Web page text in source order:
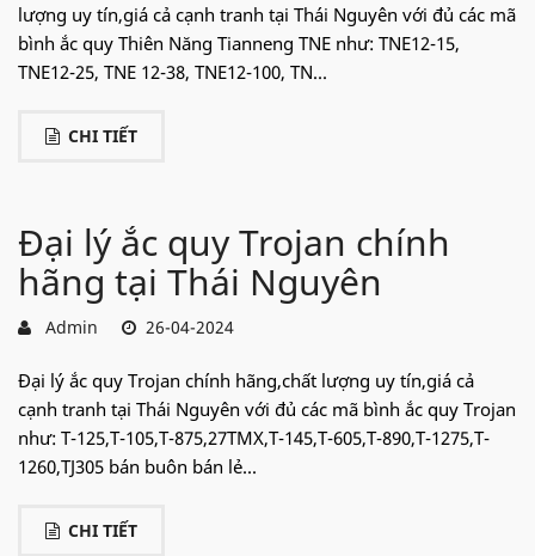
lượng uy tín,giá cả cạnh tranh tại Thái Nguyên với đủ các mã
bình ắc quy Thiên Năng Tianneng TNE như: TNE12-15,
TNE12-25, TNE 12-38, TNE12-100, TN...
CHI TIẾT
Đại lý ắc quy Trojan chính
hãng tại Thái Nguyên
Admin 26-04-2024
Đại lý ắc quy Trojan chính hãng,chất lượng uy tín,giá cả
cạnh tranh tại Thái Nguyên với đủ các mã bình ắc quy Trojan
như: T-125,T-105,T-875,27TMX,T-145,T-605,T-890,T-1275,T-
1260,TJ305 bán buôn bán lẻ...
CHI TIẾT